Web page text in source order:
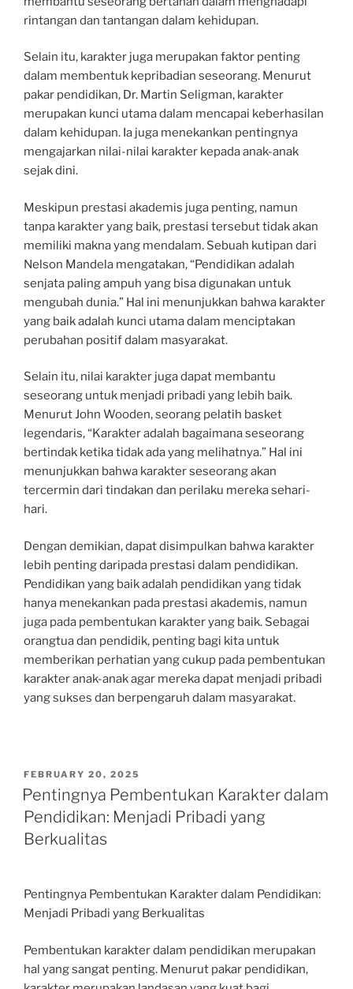
rintangan dan tantangan dalam kehidupan.
Selain itu, karakter juga merupakan faktor penting
dalam membentuk kepribadian seseorang. Menurut
pakar pendidikan, Dr. Martin Seligman, karakter
merupakan kunci utama dalam mencapai keberhasilan
dalam kehidupan. Ia juga menekankan pentingnya
mengajarkan nilai-nilai karakter kepada anak-anak
sejak dini.
Meskipun prestasi akademis juga penting, namun
tanpa karakter yang baik, prestasi tersebut tidak akan
memiliki makna yang mendalam. Sebuah kutipan dari
Nelson Mandela mengatakan, “Pendidikan adalah
senjata paling ampuh yang bisa digunakan untuk
mengubah dunia.” Hal ini menunjukkan bahwa karakter
yang baik adalah kunci utama dalam menciptakan
perubahan positif dalam masyarakat.
Selain itu, nilai karakter juga dapat membantu
seseorang untuk menjadi pribadi yang lebih baik.
Menurut John Wooden, seorang pelatih basket
legendaris, “Karakter adalah bagaimana seseorang
bertindak ketika tidak ada yang melihatnya.” Hal ini
menunjukkan bahwa karakter seseorang akan
tercermin dari tindakan dan perilaku mereka sehari-
hari.
Dengan demikian, dapat disimpulkan bahwa karakter
lebih penting daripada prestasi dalam pendidikan.
Pendidikan yang baik adalah pendidikan yang tidak
hanya menekankan pada prestasi akademis, namun
juga pada pembentukan karakter yang baik. Sebagai
orangtua dan pendidik, penting bagi kita untuk
memberikan perhatian yang cukup pada pembentukan
karakter anak-anak agar mereka dapat menjadi pribadi
yang sukses dan berpengaruh dalam masyarakat.
POSTED
ON
FEBRUARY 20, 2025
Pentingnya Pembentukan Karakter dalam
Pendidikan: Menjadi Pribadi yang
Berkualitas
Pentingnya Pembentukan Karakter dalam Pendidikan:
Menjadi Pribadi yang Berkualitas
Pembentukan karakter dalam pendidikan merupakan
hal yang sangat penting. Menurut pakar pendidikan,